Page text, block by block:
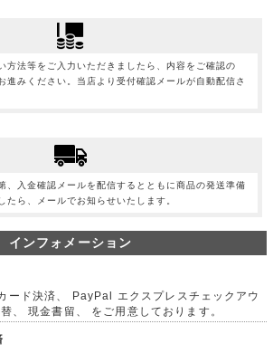
方法等をご入力いただきましたら、内容をご確認の
進みください。当店より受付確認メールが自動配信さ
、入金確認メールを配信するとともに商品の発送準備
たら、メールでお知らせいたします。
インフォメーション
ード決済、 PayPal エクスプレスチェックアウ
、 現金書留、 をご用意しております。